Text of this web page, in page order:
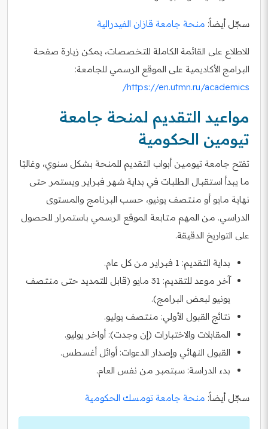
سجّل أيضاً: منحة جامعة قازان الفيدرالية
للاطلاع على القائمة الكاملة للتخصصات، يمكن زيارة صفحة
البرامج الأكاديمية على الموقع الرسمي للجامعة:
https://en.utmn.ru/academics/
مواعيد التقديم لمنحة جامعة
تيومين الحكومية
تفتح جامعة تيومين أبواب التقديم للمنحة بشكل سنوي، وغالبًا
ما يبدأ استقبال الطلبات في بداية شهر فبراير ويستمر حتى
نهاية مايو أو منتصف يونيو، حسب البرنامج والمستوى
الدراسي. من المهم متابعة الموقع الرسمي باستمرار للحصول
على التواريخ الدقيقة.
بداية التقديم: 1 فبراير من كل عام.
آخر موعد للتقديم: 31 مايو (قابل للتمديد حتى منتصف
يونيو لبعض البرامج).
نتائج القبول الأولي: منتصف يوليو.
المقابلات والاختبارات (إن وجدت): أواخر يوليو.
القبول النهائي وإصدار الدعوات: أوائل أغسطس.
بدء الدراسة: سبتمبر من نفس العام.
سجّل أيضاً: منحة جامعة تومسك الحكومية